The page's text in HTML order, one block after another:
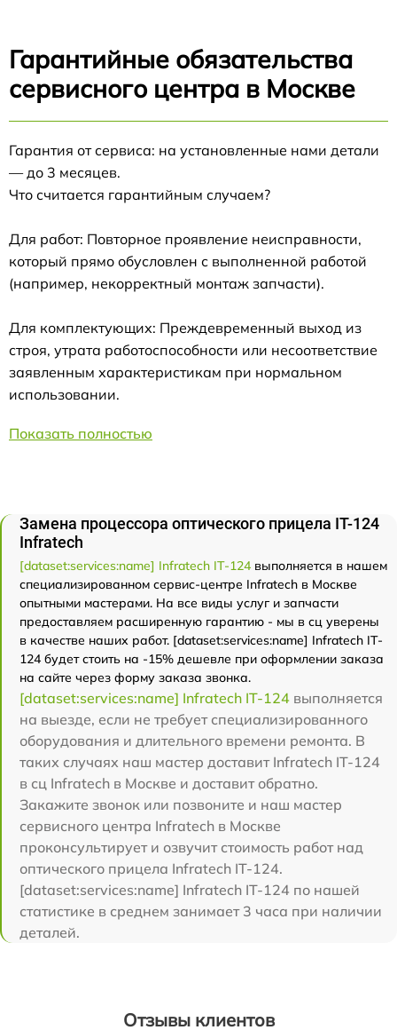
Гарантийные обязательства
сервисного центра в Москве
Гарантия от сервиса: на установленные нами детали
— до 3 месяцев.
Что считается гарантийным случаем?
Для работ: Повторное проявление неисправности,
который прямо обусловлен с выполненной работой
(например, некорректный монтаж запчасти).
Для комплектующих: Преждевременный выход из
строя, утрата работоспособности или несоответствие
заявленным характеристикам при нормальном
использовании.
Показать полностью
Замена процессора оптического прицела IT-124
Infratech
[dataset:services:name] Infratech IT-124 выполняется в нашем
специализированном сервис-центре Infratech в Москве
опытными мастерами. На все виды услуг и запчасти
предоставляем расширенную гарантию - мы в сц уверены
в качестве наших работ. [dataset:services:name] Infratech IT-
124 будет стоить на -15% дешевле при оформлении заказа
на сайте через форму заказа звонка.
[dataset:services:name] Infratech IT-124 выполняется
на выезде, если не требует специализированного
оборудования и длительного времени ремонта. В
таких случаях наш мастер доставит Infratech IT-124
в сц Infratech в Москве и доставит обратно.
Закажите звонок или позвоните и наш мастер
сервисного центра Infratech в Москве
проконсультирует и озвучит стоимость работ над
оптического прицела Infratech IT-124.
[dataset:services:name] Infratech IT-124 по нашей
статистике в среднем занимает 3 часа при наличии
деталей.
Отзывы клиентов